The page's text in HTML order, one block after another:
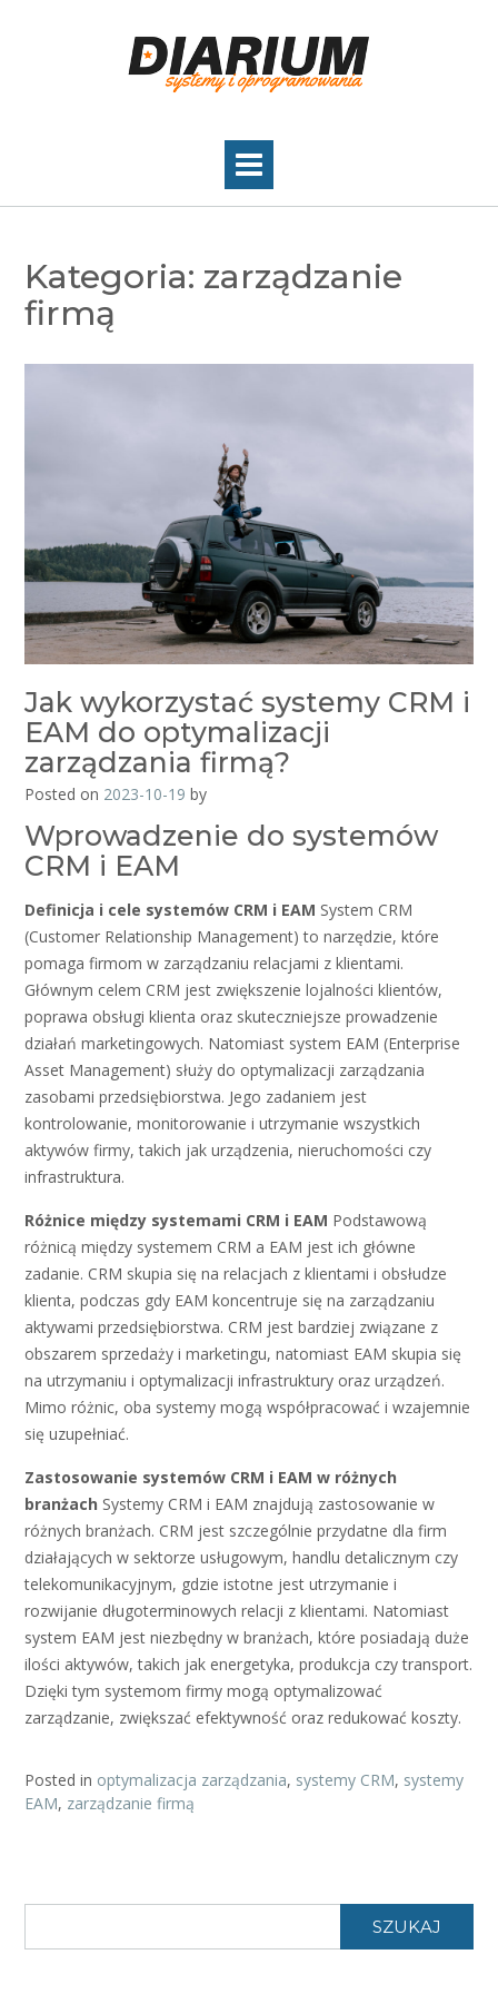
Kategoria: zarządzanie
firmą
Jak wykorzystać systemy CRM i
EAM do optymalizacji
zarządzania firmą?
Posted on 2023-10-19 by
Wprowadzenie do systemów
CRM i EAM
Definicja i cele systemów CRM i EAM System CRM
(Customer Relationship Management) to narzędzie, które
pomaga firmom w zarządzaniu relacjami z klientami.
Głównym celem CRM jest zwiększenie lojalności klientów,
poprawa obsługi klienta oraz skuteczniejsze prowadzenie
działań marketingowych. Natomiast system EAM (Enterprise
Asset Management) służy do optymalizacji zarządzania
zasobami przedsiębiorstwa. Jego zadaniem jest
kontrolowanie, monitorowanie i utrzymanie wszystkich
aktywów firmy, takich jak urządzenia, nieruchomości czy
infrastruktura.
Różnice między systemami CRM i EAM Podstawową
różnicą między systemem CRM a EAM jest ich główne
zadanie. CRM skupia się na relacjach z klientami i obsłudze
klienta, podczas gdy EAM koncentruje się na zarządzaniu
aktywami przedsiębiorstwa. CRM jest bardziej związane z
obszarem sprzedaży i marketingu, natomiast EAM skupia się
na utrzymaniu i optymalizacji infrastruktury oraz urządzeń.
Mimo różnic, oba systemy mogą współpracować i wzajemnie
się uzupełniać.
Zastosowanie systemów CRM i EAM w różnych
branżach Systemy CRM i EAM znajdują zastosowanie w
różnych branżach. CRM jest szczególnie przydatne dla firm
działających w sektorze usługowym, handlu detalicznym czy
telekomunikacyjnym, gdzie istotne jest utrzymanie i
rozwijanie długoterminowych relacji z klientami. Natomiast
system EAM jest niezbędny w branżach, które posiadają duże
ilości aktywów, takich jak energetyka, produkcja czy transport.
Dzięki tym systemom firmy mogą optymalizować
zarządzanie, zwiększać efektywność oraz redukować koszty.
Posted in optymalizacja zarządzania, systemy CRM, systemy
EAM, zarządzanie firmą
SZUKAJ